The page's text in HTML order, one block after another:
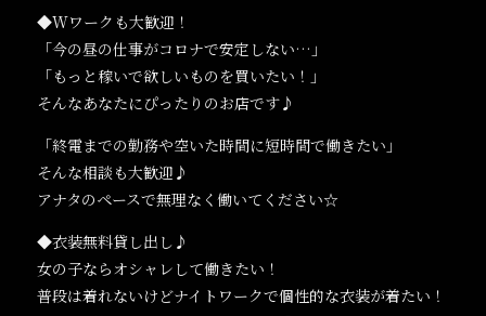
◆Wワークも大歓迎！
「今の昼の仕事がコロナで安定しない…」
「もっと稼いで欲しいものを買いたい！」
そんなあなたにぴったりのお店です♪
「終電までの勤務や空いた時間に短時間で働きたい」
そんな相談も大歓迎♪
アナタのペースで無理なく働いてください☆
◆衣装無料貸し出し♪
女の子ならオシャレして働きたい！
普段は着れないけどナイトワークで個性的な衣装が着たい！